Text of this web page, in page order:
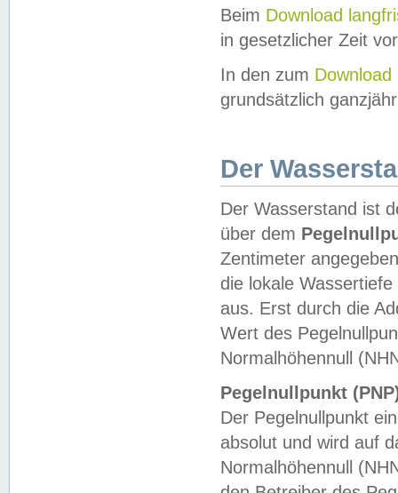
Beim Download
in gesetzlicher Zeit
In den zum Download
grundsätzlich
Der
Der Wasserstand ist
über dem
Zentimeter
die lokale
aus. Erst durch die
Wert des
Normalhöhennull
Pegelnullpunkt
Der Pegelnullpunkt
absolut und wird auf
Normalhöhennull